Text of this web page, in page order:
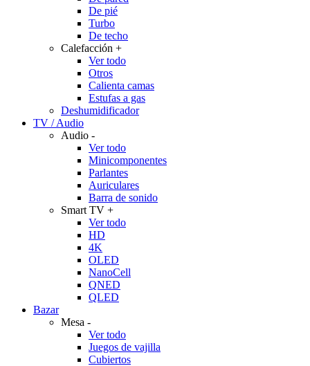
De pié
Turbo
De techo
Calefacción +
Ver todo
Otros
Calienta camas
Estufas a gas
Deshumidificador
TV / Audio
Audio -
Ver todo
Minicomponentes
Parlantes
Auriculares
Barra de sonido
Smart TV +
Ver todo
HD
4K
OLED
NanoCell
QNED
QLED
Bazar
Mesa -
Ver todo
Juegos de vajilla
Cubiertos